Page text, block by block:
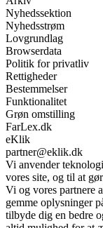
Nyhedssektion
Nyhedsstrøm
Lovgrundlag
Browserdata
Politik for privatliv
Rettigheder
Bestemmelser
Funktionalitet
Grøn omstilling
FarLex.dk
eKlik
partner@eklik.dk
Vi anvender
vores site, og til at
Vi og vores partnere
gemme oplysninger
tilbyde dig en bedre